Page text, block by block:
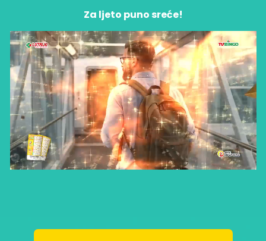
Za ljeto puno sreće!